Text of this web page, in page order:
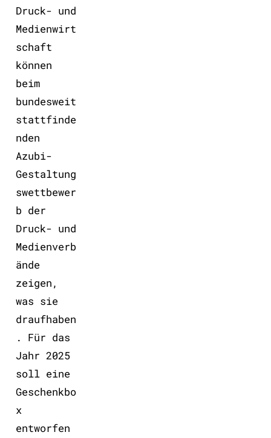
Druck- und
Medienwirt
schaft
können
beim
bundesweit
stattfinde
nden
Azubi-
Gestaltung
swettbewer
b der
Druck- und
Medienverb
ände
zeigen,
was sie
draufhaben
. Für das
Jahr 2025
soll eine
Geschenkbo
x
entworfen